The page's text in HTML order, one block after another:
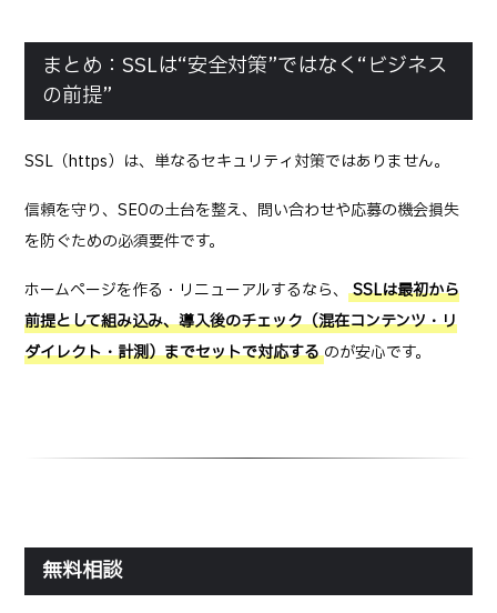
まとめ：SSLは“安全対策”ではなく“ビジネス
の前提”
SSL（https）は、単なるセキュリティ対策ではありません。
信頼を守り、SEOの土台を整え、問い合わせや応募の機会損失
を防ぐための必須要件です。
ホームページを作る・リニューアルするなら、SSLは最初から
前提として組み込み、導入後のチェック（混在コンテンツ・リ
ダイレクト・計測）までセットで対応する のが安心です。
無料相談